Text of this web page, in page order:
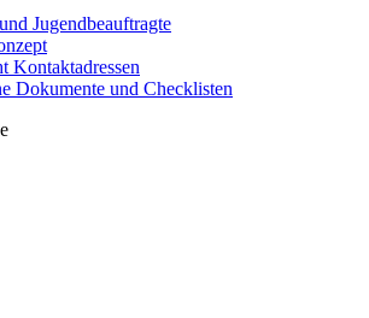
Jugendbeauftragte
Kontaktadressen
Dokumente und Checklisten